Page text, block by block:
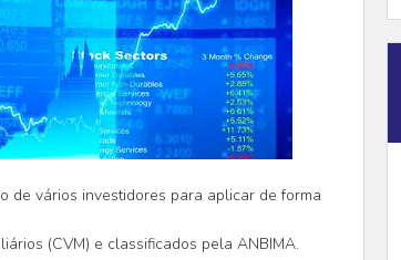
de vários investidores para aplicar de forma
(CVM) e classificados pela ANBIMA.